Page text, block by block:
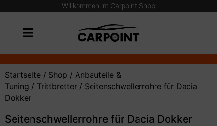
Willkommen im Carpoint Shop
Startseite / Shop / Anbauteile &
Tuning / Trittbretter / Seitenschwellerrohre für Dacia
Dokker
Seitenschwellerrohre für Dacia Dokker